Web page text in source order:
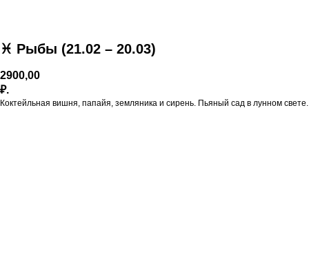
♓️ Рыбы (21.02 – 20.03)
2900,00
₽.
Коктейльная вишня, папайя, земляника и сирень. Пьяный сад в лунном свете.